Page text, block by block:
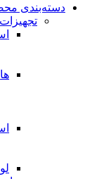
دسته‌بندی